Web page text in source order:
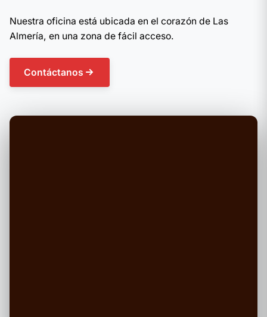
Nuestra oficina está ubicada en el corazón de Las
Almería, en una zona de fácil acceso.
Contáctanos